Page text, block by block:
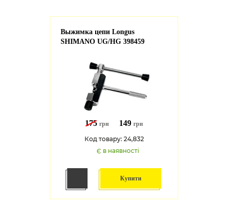
Выжимка цепи Longus
SHIMANO UG/HG 398459
175 грн 149 грн
Код товару: 24,832
Є в наявності
Купити